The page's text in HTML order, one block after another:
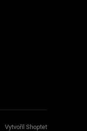
Vytvořil Shoptet